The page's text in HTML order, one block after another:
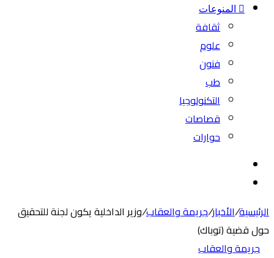
المنوعات
ثقافة
علوم
فنون
طب
التكنولوجيا
قصاصات
حوارات
الرئيسية/الأخبار/جريمة والعقاب/وزير الداخلية يكون لجنة للتحقيق
حول قضية (توباك)
جريمة والعقاب